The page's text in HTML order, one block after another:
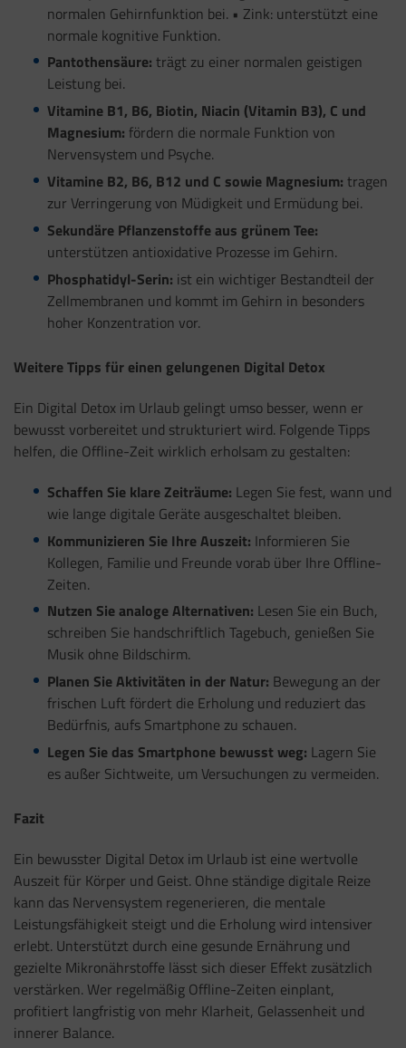
normalen Gehirnfunktion bei. • Zink: unterstützt eine
normale kognitive Funktion.
Pantothensäure: trägt zu einer normalen geistigen
Leistung bei.
Vitamine B1, B6, Biotin, Niacin (Vitamin B3), C und
Magnesium: fördern die normale Funktion von
Nervensystem und Psyche.
Vitamine B2, B6, B12 und C sowie Magnesium: tragen
zur Verringerung von Müdigkeit und Ermüdung bei.
Sekundäre Pflanzenstoffe aus grünem Tee:
unterstützen antioxidative Prozesse im Gehirn.
Phosphatidyl-Serin: ist ein wichtiger Bestandteil der
Zellmembranen und kommt im Gehirn in besonders
hoher Konzentration vor.
Weitere Tipps für einen gelungenen Digital Detox
Ein Digital Detox im Urlaub gelingt umso besser, wenn er
bewusst vorbereitet und strukturiert wird. Folgende Tipps
helfen, die Offline-Zeit wirklich erholsam zu gestalten:
Schaffen Sie klare Zeiträume: Legen Sie fest, wann und
wie lange digitale Geräte ausgeschaltet bleiben.
Kommunizieren Sie Ihre Auszeit: Informieren Sie
Kollegen, Familie und Freunde vorab über Ihre Offline-
Zeiten.
Nutzen Sie analoge Alternativen: Lesen Sie ein Buch,
schreiben Sie handschriftlich Tagebuch, genießen Sie
Musik ohne Bildschirm.
Planen Sie Aktivitäten in der Natur: Bewegung an der
frischen Luft fördert die Erholung und reduziert das
Bedürfnis, aufs Smartphone zu schauen.
Legen Sie das Smartphone bewusst weg: Lagern Sie
es außer Sichtweite, um Versuchungen zu vermeiden.
Fazit
Ein bewusster Digital Detox im Urlaub ist eine wertvolle
Auszeit für Körper und Geist. Ohne ständige digitale Reize
kann das Nervensystem regenerieren, die mentale
Leistungsfähigkeit steigt und die Erholung wird intensiver
erlebt. Unterstützt durch eine gesunde Ernährung und
gezielte Mikronährstoffe lässt sich dieser Effekt zusätzlich
verstärken. Wer regelmäßig Offline-Zeiten einplant,
profitiert langfristig von mehr Klarheit, Gelassenheit und
innerer Balance.